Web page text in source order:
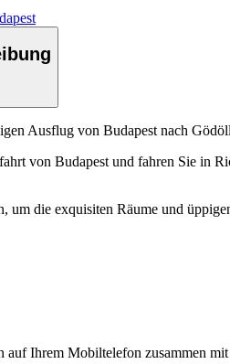
Ausflug von Budapest nach
von Budapest und fahren Sie in
um die exquisiten Räume und
auf Ihrem Mobiltelefon zusammen